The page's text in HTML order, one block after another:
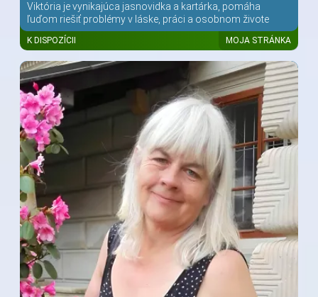
Viktória je vynikajúca jasnovidka a kartárka, pomáha
ľuďom riešiť problémy v láske, práci a osobnom živote
K DISPOZÍCII MOJA STRÁNKA